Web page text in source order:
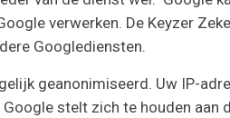
verwerken. De Keyzer
Googlediensten.
geanonimiseerd. Uw IP-
stelt zich te houden